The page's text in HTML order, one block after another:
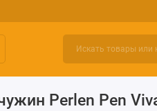
Perlen Pen